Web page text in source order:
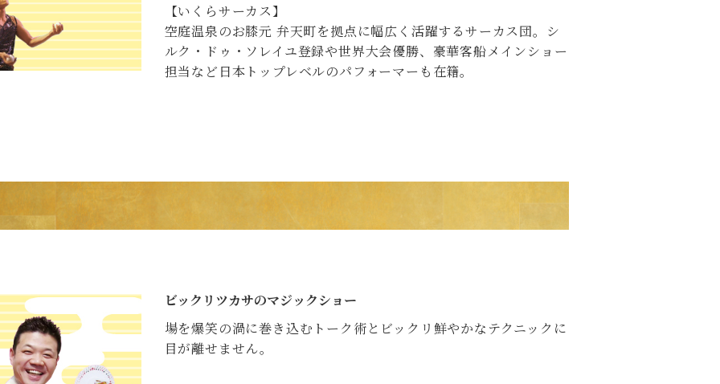
【いくらサーカス】
空庭温泉のお膝元 弁天町を拠点に幅広く活躍するサーカス団。シ
ルク・ドゥ・ソレイユ登録や世界大会優勝、豪華客船メインショー
担当など日本トップレベルのパフォーマーも在籍。
ビックリツカサのマジックショー
場を爆笑の渦に巻き込むトーク術とビックリ鮮やかなテクニックに
目が離せません。